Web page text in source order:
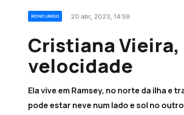
REINO UNIDO 20 abr, 2023, 14:59
Cristiana
velocidade
Ela vive em Ramsey, no norte da ilha e
pode estar neve num lado e sol no outro